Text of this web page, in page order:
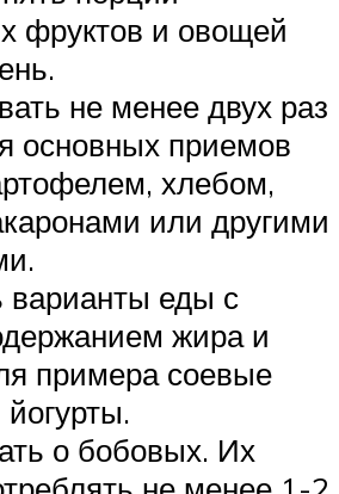
фруктов и овощей
не менее двух раз
основных приемов
хлебом,
или другими
варианты еды с
жира и
примера соевые
о бобовых. Их